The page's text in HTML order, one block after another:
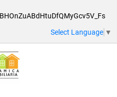
Select Language ▼